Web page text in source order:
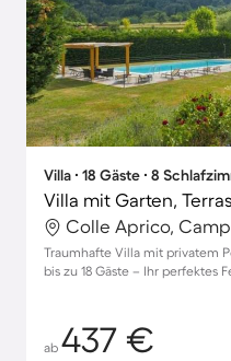
Villa ∙ 18 Gäste ∙ 8
Villa mit Garten,
Colle Aprico,
Traumhafte Villa mit privatem
bis zu 18 Gäste – Ihr perfektes
ab 437 €